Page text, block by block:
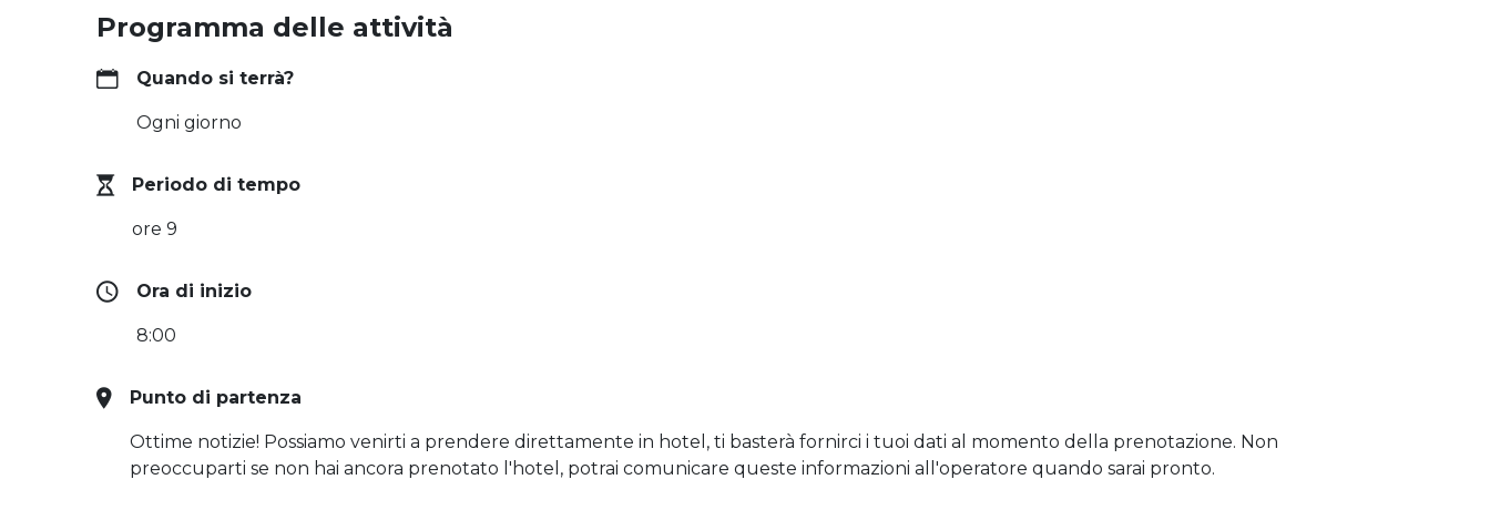
Programma delle attività
Quando si terrà?
Ogni giorno
Periodo di tempo
ore 9
Ora di inizio
8:00
Punto di partenza
Ottime notizie! Possiamo venirti a prendere direttamente in hotel, ti basterà fornirci i tuoi dati al momento della prenotazione. Non
preoccuparti se non hai ancora prenotato l'hotel, potrai comunicare queste informazioni all'operatore quando sarai pronto.